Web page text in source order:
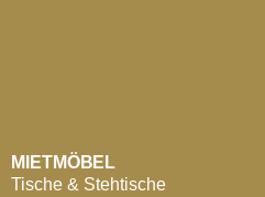
MIETMÖBEL
Tische & Stehtische